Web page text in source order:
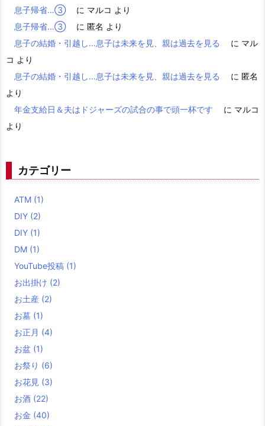
息子帰省…③ に マルコ より
息子帰省…③
に 匿名 より
息子の結婚・引越し…息子は未来を見、親は過去を見る
に マル
コ より
息子の結婚・引越し…息子は未来を見、親は過去を見る
に 匿名
より
年金支給日＆夫はドジャーズの試合の事で頭一杯です
に マルコ
より
カテゴリー
ATM (1)
DIY (2)
DIY (1)
DM (1)
YouTube投稿 (1)
お出掛け (2)
お土産 (2)
お墓 (1)
お正月 (4)
お盆 (1)
お祭り (6)
お花見 (3)
お酒 (22)
お金 (40)